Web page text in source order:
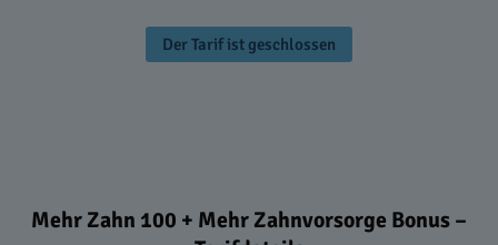
Der Tarif ist geschlossen
Mehr Zahn 100 + Mehr Zahnvorsorge Bonus –